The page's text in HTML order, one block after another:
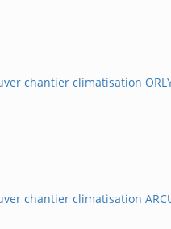
chantier climatisation
chantier climatisation